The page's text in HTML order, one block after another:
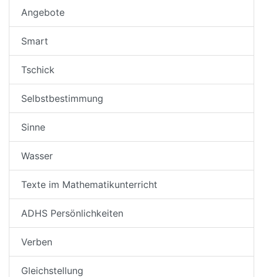
Angebote
Smart
Tschick
Selbstbestimmung
Sinne
Wasser
Texte im Mathematikunterricht
ADHS Persönlichkeiten
Verben
Gleichstellung